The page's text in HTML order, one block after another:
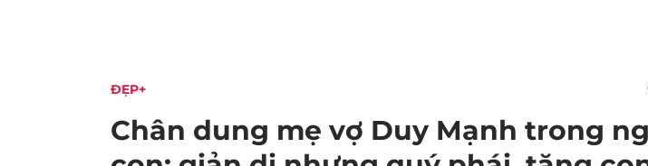
ĐẸP+
Chân dung mẹ vợ Duy Mạnh trong